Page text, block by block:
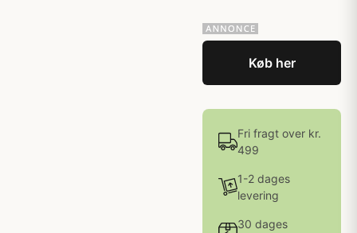
Køb her
Fri fragt over kr.
499
1-2 dages
levering
30 dages